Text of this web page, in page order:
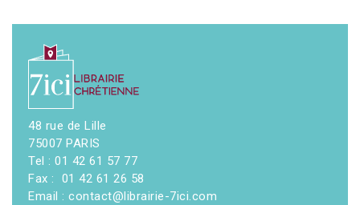
48 rue de Lille
75007 PARIS
Tel : 01 42 61 57 77
Fax : 01 42 61 26 58
Email : contact@librairie-7ici.com